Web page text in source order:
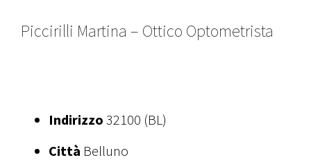
Piccirilli Martina – Ottico Optometrista
Indirizzo 32100 (BL)
Città Belluno